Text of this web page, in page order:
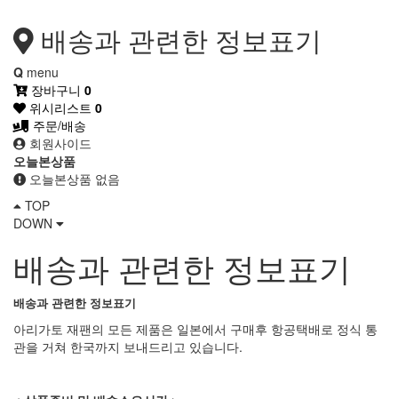
배송과 관련한 정보표기
Q menu
장바구니 0
위시리스트 0
주문/배송
회원사이드
오늘본상품
오늘본상품 없음
TOP
DOWN
배송과 관련한 정보표기
배송과 관련한 정보표기
아리가토 재팬의 모든 제품은 일본에서 구매후 항공택배로 정식 통
관을 거쳐 한국까지 보내드리고 있습니다.